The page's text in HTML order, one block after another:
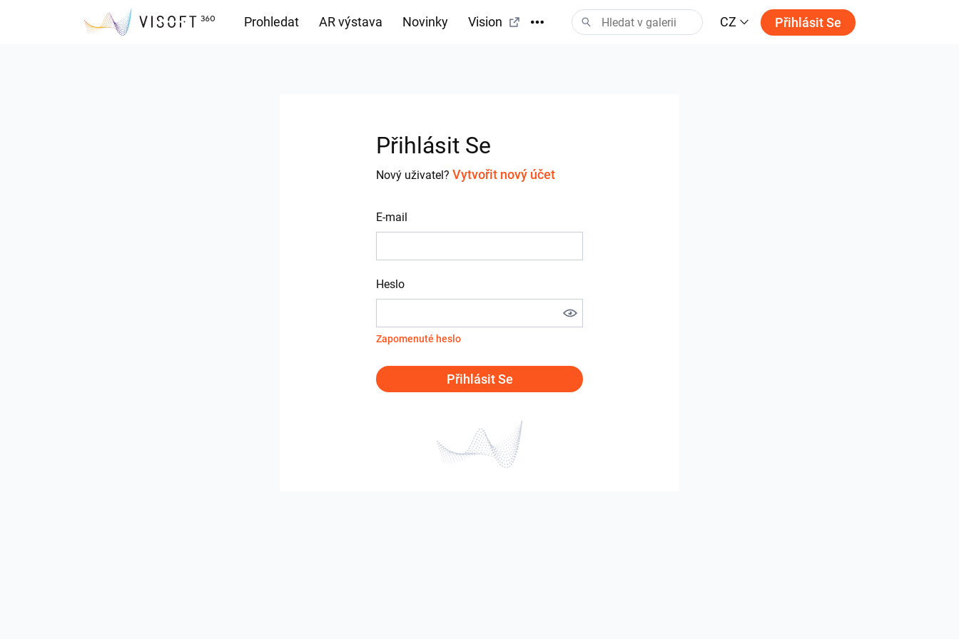
Prohledat AR výstava Novinky Vision CZ Přihlásit Se
Přihlásit Se
Nový uživatel? Vytvořit nový účet
E-mail
Heslo
Zapomenuté heslo
Přihlásit Se